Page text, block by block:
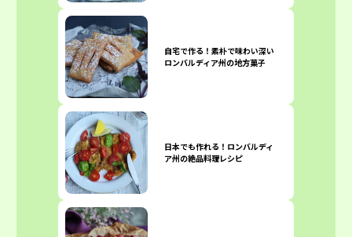
自宅で作る！素朴で味わい深い
ロンバルディア州の地方菓子
日本でも作れる！ロンバルディ
ア州の絶品料理レシピ